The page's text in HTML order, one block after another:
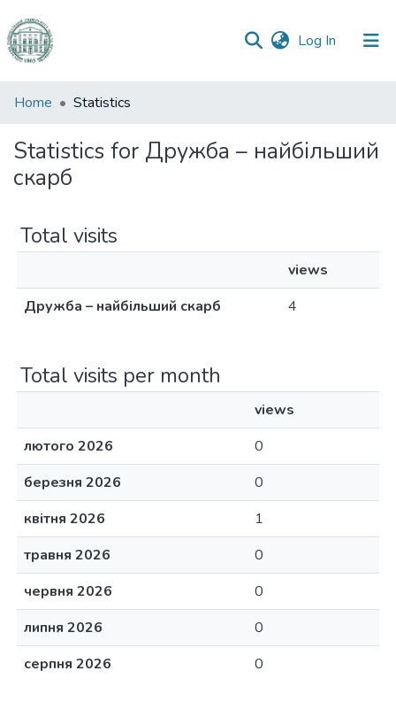
Log In (current)
Communities
Collections
All of DSpace
Home Statistics
Statistics for Дружба – найбільший
скарб
Total visits
views
Дружба – найбільший скарб
4
Total visits per month
views
лютого 2026
0
березня 2026
0
квітня 2026
1
травня 2026
0
червня 2026
0
липня 2026
0
серпня 2026
0